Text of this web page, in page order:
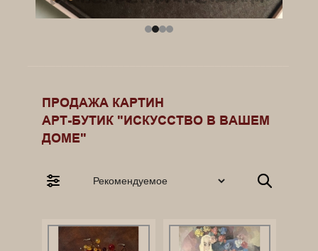
____________
ПРОДАЖА КАРТИН
АРТ-БУТИК "ИСКУССТВО В ВАШЕМ
ДОМЕ"